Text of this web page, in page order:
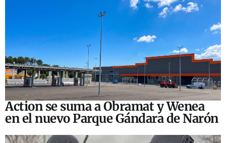
Action se suma a Obramat y Wenea
en el nuevo Parque Gándara de Narón